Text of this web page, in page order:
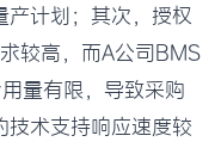
产计划；其次，授权
较高，而A公司BMS
量有限，导致采购
技术支持响应速度较